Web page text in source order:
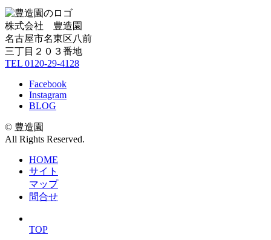
株式会社 豊造園
名古屋市名東区八前
三丁目２０３番地
TEL 0120-29-4128
Facebook
Instagram
BLOG
© 豊造園
All Rights Reserved.
HOME
サイト
マップ
問合せ
TOP